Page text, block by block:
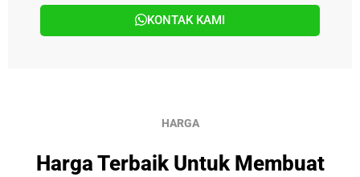
KONTAK KAMI
HARGA
Harga Terbaik Untuk Membuat